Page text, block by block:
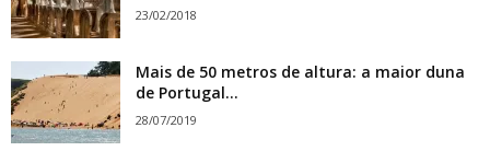
23/02/2018
Mais de 50 metros de altura: a maior duna
de Portugal...
28/07/2019